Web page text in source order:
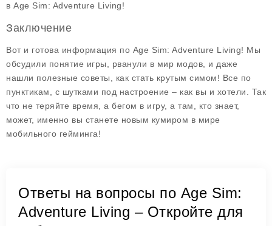
в Age Sim: Adventure Living!
Заключение
Вот и готова информация по Age Sim: Adventure Living! Мы
обсудили понятие игры, рванули в мир модов, и даже
нашли полезные советы, как стать крутым симом! Все по
пунктикам, с шутками под настроение – как вы и хотели. Так
что не теряйте время, а бегом в игру, а там, кто знает,
может, именно вы станете новым кумиром в мире
мобильного гейминга!
Ответы на вопросы по Age Sim:
Adventure Living – Откройте для